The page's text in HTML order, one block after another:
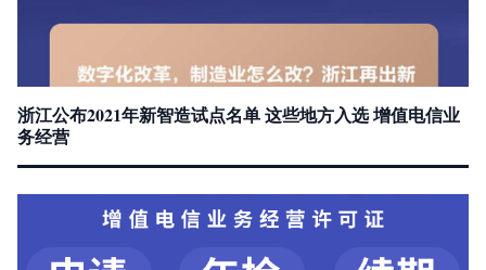
浙江公布2021年新智造试点名单 这些地方入选 增值电信业
务经营